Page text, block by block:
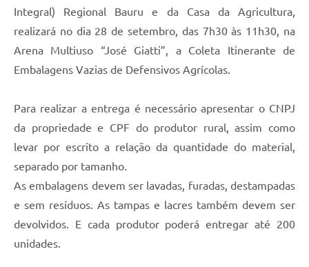
Integral) Regional Bauru e da Casa da Agricultura,
realizará no dia 28 de setembro, das 7h30 às 11h30, na
Arena Multiuso “José Giatti”, a Coleta Itinerante de
Embalagens Vazias de Defensivos Agrícolas.
Para realizar a entrega é necessário apresentar o CNPJ
da propriedade e CPF do produtor rural, assim como
levar por escrito a relação da quantidade do material,
separado por tamanho.
As embalagens devem ser lavadas, furadas, destampadas
e sem resíduos. As tampas e lacres também devem ser
devolvidos. E cada produtor poderá entregar até 200
unidades.